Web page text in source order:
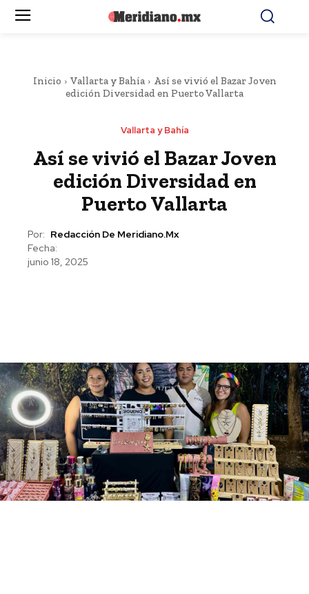
Inicio Vallarta y Bahía
Así se vivió el Bazar Joven
edición Diversidad en Puerto Vallarta
Vallarta y Bahía
Así se vivió el Bazar Joven
edición Diversidad en
Puerto Vallarta
Por: Redacción De Meridiano.mx
Fecha:
junio 18, 2025